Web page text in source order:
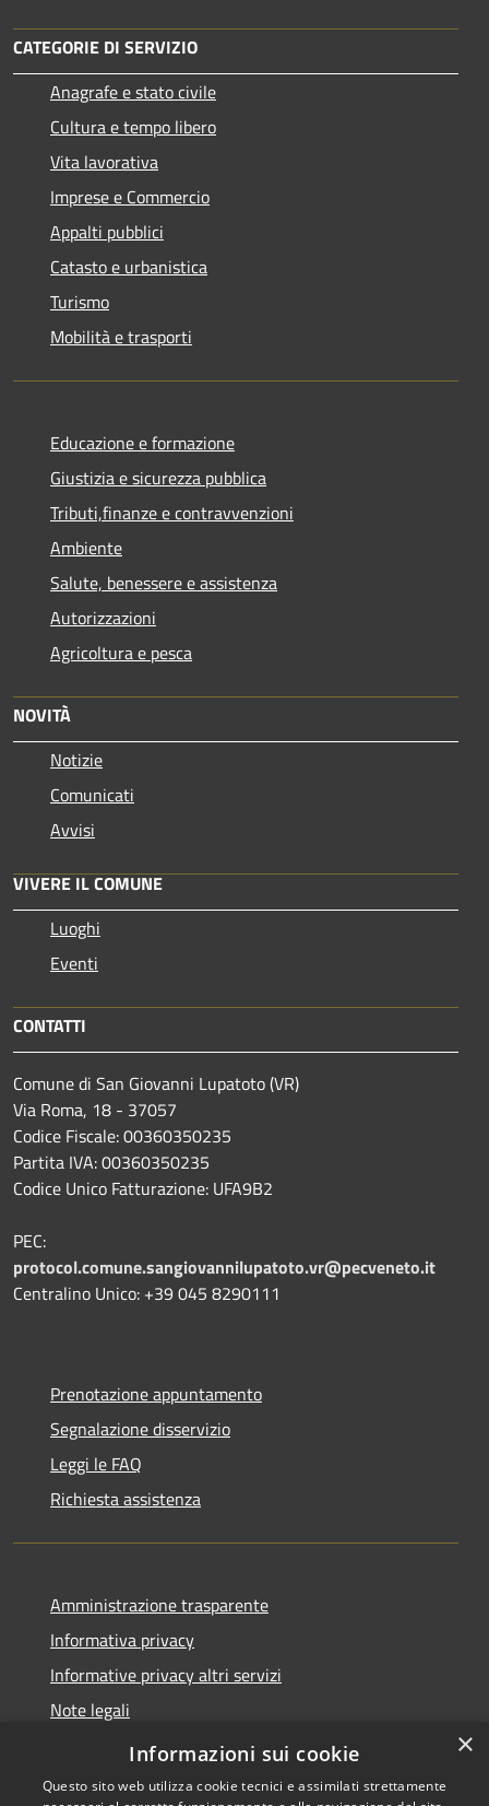
CATEGORIE DI SERVIZIO
Anagrafe e stato civile
Cultura e tempo libero
Vita lavorativa
Imprese e Commercio
Appalti pubblici
Catasto e urbanistica
Turismo
Mobilità e trasporti
Educazione e formazione
Giustizia e sicurezza pubblica
Tributi,finanze e contravvenzioni
Ambiente
Salute, benessere e assistenza
Autorizzazioni
Agricoltura e pesca
NOVITÀ
Notizie
Comunicati
Avvisi
VIVERE IL COMUNE
Luoghi
Eventi
CONTATTI
Comune di San Giovanni Lupatoto (VR)
Via Roma, 18 - 37057
Codice Fiscale: 00360350235
Partita IVA: 00360350235
Codice Unico Fatturazione: UFA9B2
PEC:
protocol.comune.sangiovannilupatoto.vr@pecveneto.it
Centralino Unico: +39 045 8290111
Prenotazione appuntamento
Segnalazione disservizio
Leggi le FAQ
Richiesta assistenza
Amministrazione trasparente
Informativa privacy
Informative privacy altri servizi
Note legali
Dichiarazione di accessibilità
×
Informazioni sui cookie
Questo sito web utilizza cookie tecnici e assimilati strettamente